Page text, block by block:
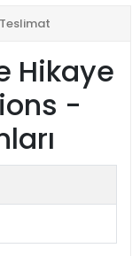
Hikaye
-